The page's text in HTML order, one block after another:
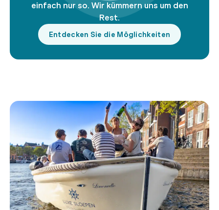
einfach nur so. Wir kümmern uns um den
Rest.
Entdecken Sie die Möglichkeiten